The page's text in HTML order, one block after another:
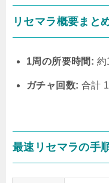
リセマラ概要まと
1周の所要時間: 約
ガチャ回数: 合計
最速リセマラの手